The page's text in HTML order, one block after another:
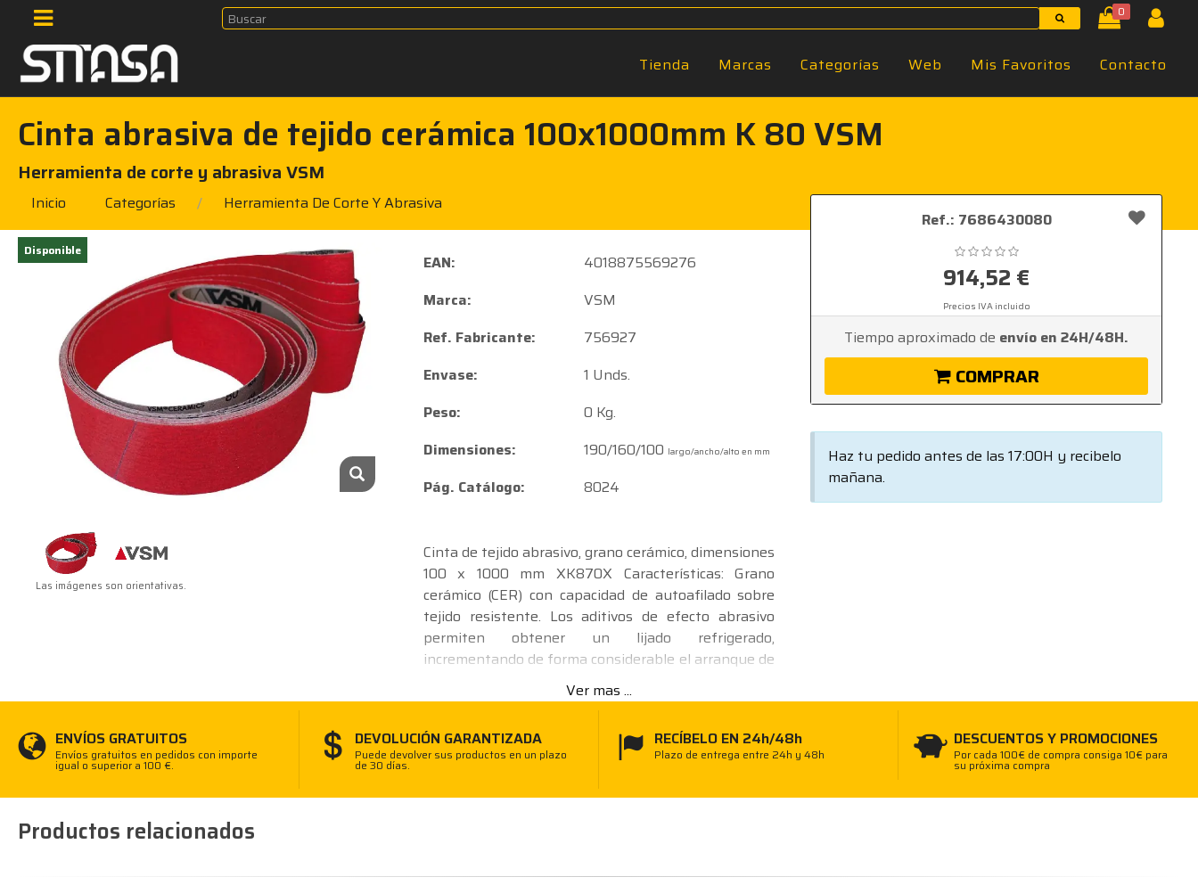
0
Tienda Marcas Categorías Web Mis Favoritos Contacto
Cinta abrasiva de tejido cerámica 100x1000mm K 80 VSM
Herramienta de corte y abrasiva VSM
Inicio Categorías Herramienta De Corte Y Abrasiva
Disponible
Las imágenes son orientativas.
EAN:
4018875569276
Marca:
VSM
Ref. Fabricante:
756927
Envase:
1 Unds.
Peso:
0 Kg.
Dimensiones:
190/160/100 largo/ancho/alto en mm
Pág. Catálogo: 8024
Cinta de tejido abrasivo, grano cerámico, dimensiones
100 x 1000 mm XK870X Características: Grano
cerámico (CER) con capacidad de autoafilado sobre
tejido resistente. Los aditivos de efecto abrasivo
permiten obtener un lijado refrigerado,
incrementando de forma considerable el arranque de
material. Esto prolonga la vida útil y reduce la
decoloración de la superficie de la pieza. Dispersión
adherencia del grano, vida útil extremadamente
larga, requiere una presión de apriete entre baja y
media, y presenta una excelente capacidad de
cinta. Adecuado tanto para el mecanizado en seco
Ver mas ...
Ref.: 7686430080
914,52 €
Precios IVA incluido
Tiempo aproximado de envío en 24H/48H.
COMPRAR
Haz tu pedido antes de las 17:00H y recibelo
mañana.
ENVÍOS GRATUITOS
Envíos gratuitos en pedidos con importe
igual o superior a 100 €.
DEVOLUCIÓN GARANTIZADA
Puede devolver sus productos en un plazo
de 30 días.
RECÍBELO EN 24h/48h
Plazo de entrega entre 24h y 48h
DESCUENTOS Y PROMOCIONES
Por cada 100€ de compra consiga 10€ para
su próxima compra
Productos relacionados